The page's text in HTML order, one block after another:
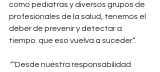
como pediatras y diversos grupos de
profesionales de la salud, tenemos el
deber de prevenir y detectar a
tiempo  que eso vuelva a suceder”.
“”Desde nuestra responsabilidad